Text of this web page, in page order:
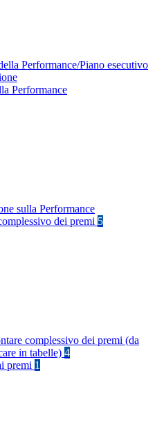
Performance/Piano esecutivo
Performance
sulla Performance
dei premi 5
complessivo dei premi (da
in tabelle) 4
premi 1